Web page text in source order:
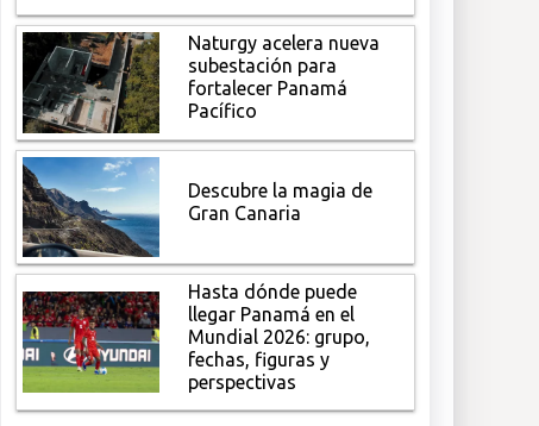
Naturgy acelera nueva
subestación para
fortalecer Panamá
Pacífico
Descubre la magia de
Gran Canaria
Hasta dónde puede
llegar Panamá en el
Mundial 2026: grupo,
fechas, figuras y
perspectivas